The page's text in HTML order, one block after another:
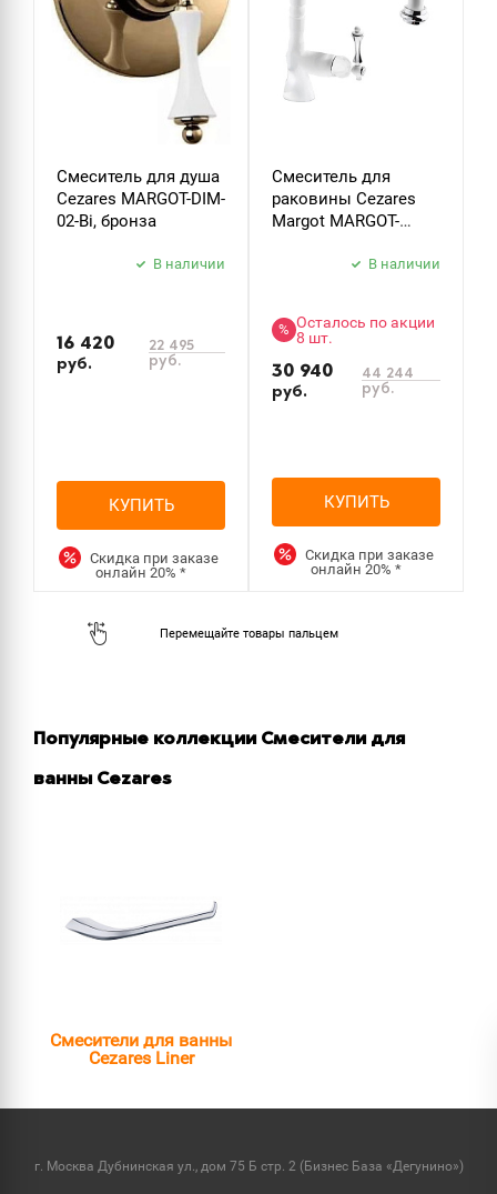
Смеситель для душа
Cezares MARGOT-DIM-
02-Bi, бронза
В наличии
16 420
руб.
22 495
руб.
КУПИТЬ
Скидка при заказе
онлайн20%*
Смеситель для
раковины Cezares
Margot MARGOT-
В наличии
% Осталось по акции
8 шт.
30 940
руб.
44 244
руб.
КУПИТЬ
Скидка при заказе
онлайн20%*
Популярные коллекции Смесители для
ванны Cezares
Смесители для ванны
Cezares Liner
г. Москва Дубнинская ул., дом 75 Б стр. 2 (Бизнес База «Дегунино»)